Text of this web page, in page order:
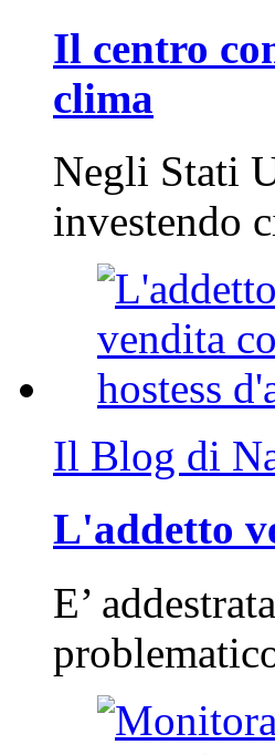
Il centro
clima
Negli Stati
investendo
Il Blog di
L'addetto
E’